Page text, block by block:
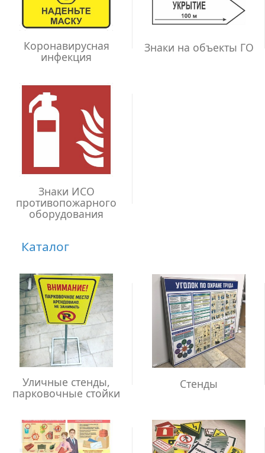
Коронавирусная
инфекция
Знаки на объекты ГО
Знаки ИСО
противопожарного
оборудования
Каталог
Уличные стенды,
парковочные стойки
Стенды